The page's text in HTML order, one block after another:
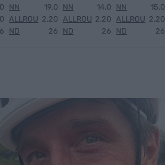
NN
ALLROU
ND
19.0
2.20
26
NN
ALLROU
ND
14.0
2.20
26
NN
ALLROU
ND
15.0
2.20
26